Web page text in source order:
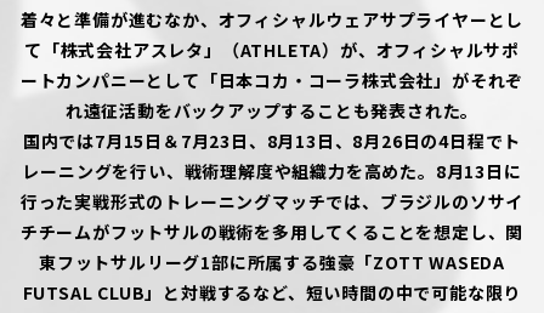
着々と準備が進むなか、オフィシャルウェアサプライヤーとし
て「株式会社アスレタ」（ATHLETA）が、オフィシャルサポ
ートカンパニーとして「日本コカ・コーラ株式会社」がそれぞ
れ遠征活動をバックアップすることも発表された。
国内では7月15日＆7月23日、8月13日、8月26日の4日程でト
レーニングを行い、戦術理解度や組織力を高めた。8月13日に
行った実戦形式のトレーニングマッチでは、ブラジルのソサイ
チチームがフットサルの戦術を多用してくることを想定し、関
東フットサルリーグ1部に所属する強豪「ZOTT WASEDA
FUTSAL CLUB」と対戦するなど、短い時間の中で可能な限り